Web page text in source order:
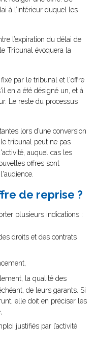
à l’intérieur duquel les
l’expiration du délai de
Tribunal évoquera la
par le tribunal et l'offre
en a été désigné un, et à
Le reste du processus
lors d’une conversion
tribunal peut ne pas
auquel cas les
offres sont
de reprise ?
plusieurs indications :
droits et des contrats
la qualité des
de leurs garants. Si
elle doit en préciser les
justifiés par l’activité